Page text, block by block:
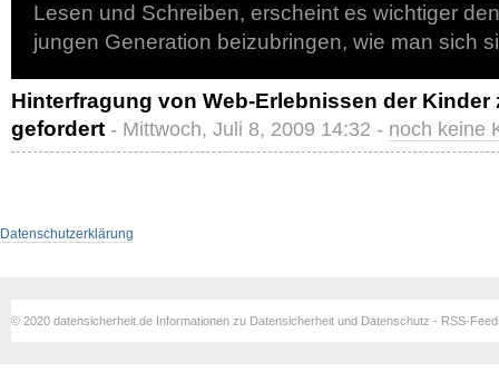
Lesen und Schreiben, erscheint es wichtiger
jungen Generation beizubringen, wie man sich
Hinterfragung von Web-Erlebnissen der Kinder
gefordert - Mittwoch, Juli 8, 2009 14:32 - noch keine
Datenschutzerklärung
© 2020 datensicherheit.de Informationen zu Datensicherheit und Datenschutz - RSS-